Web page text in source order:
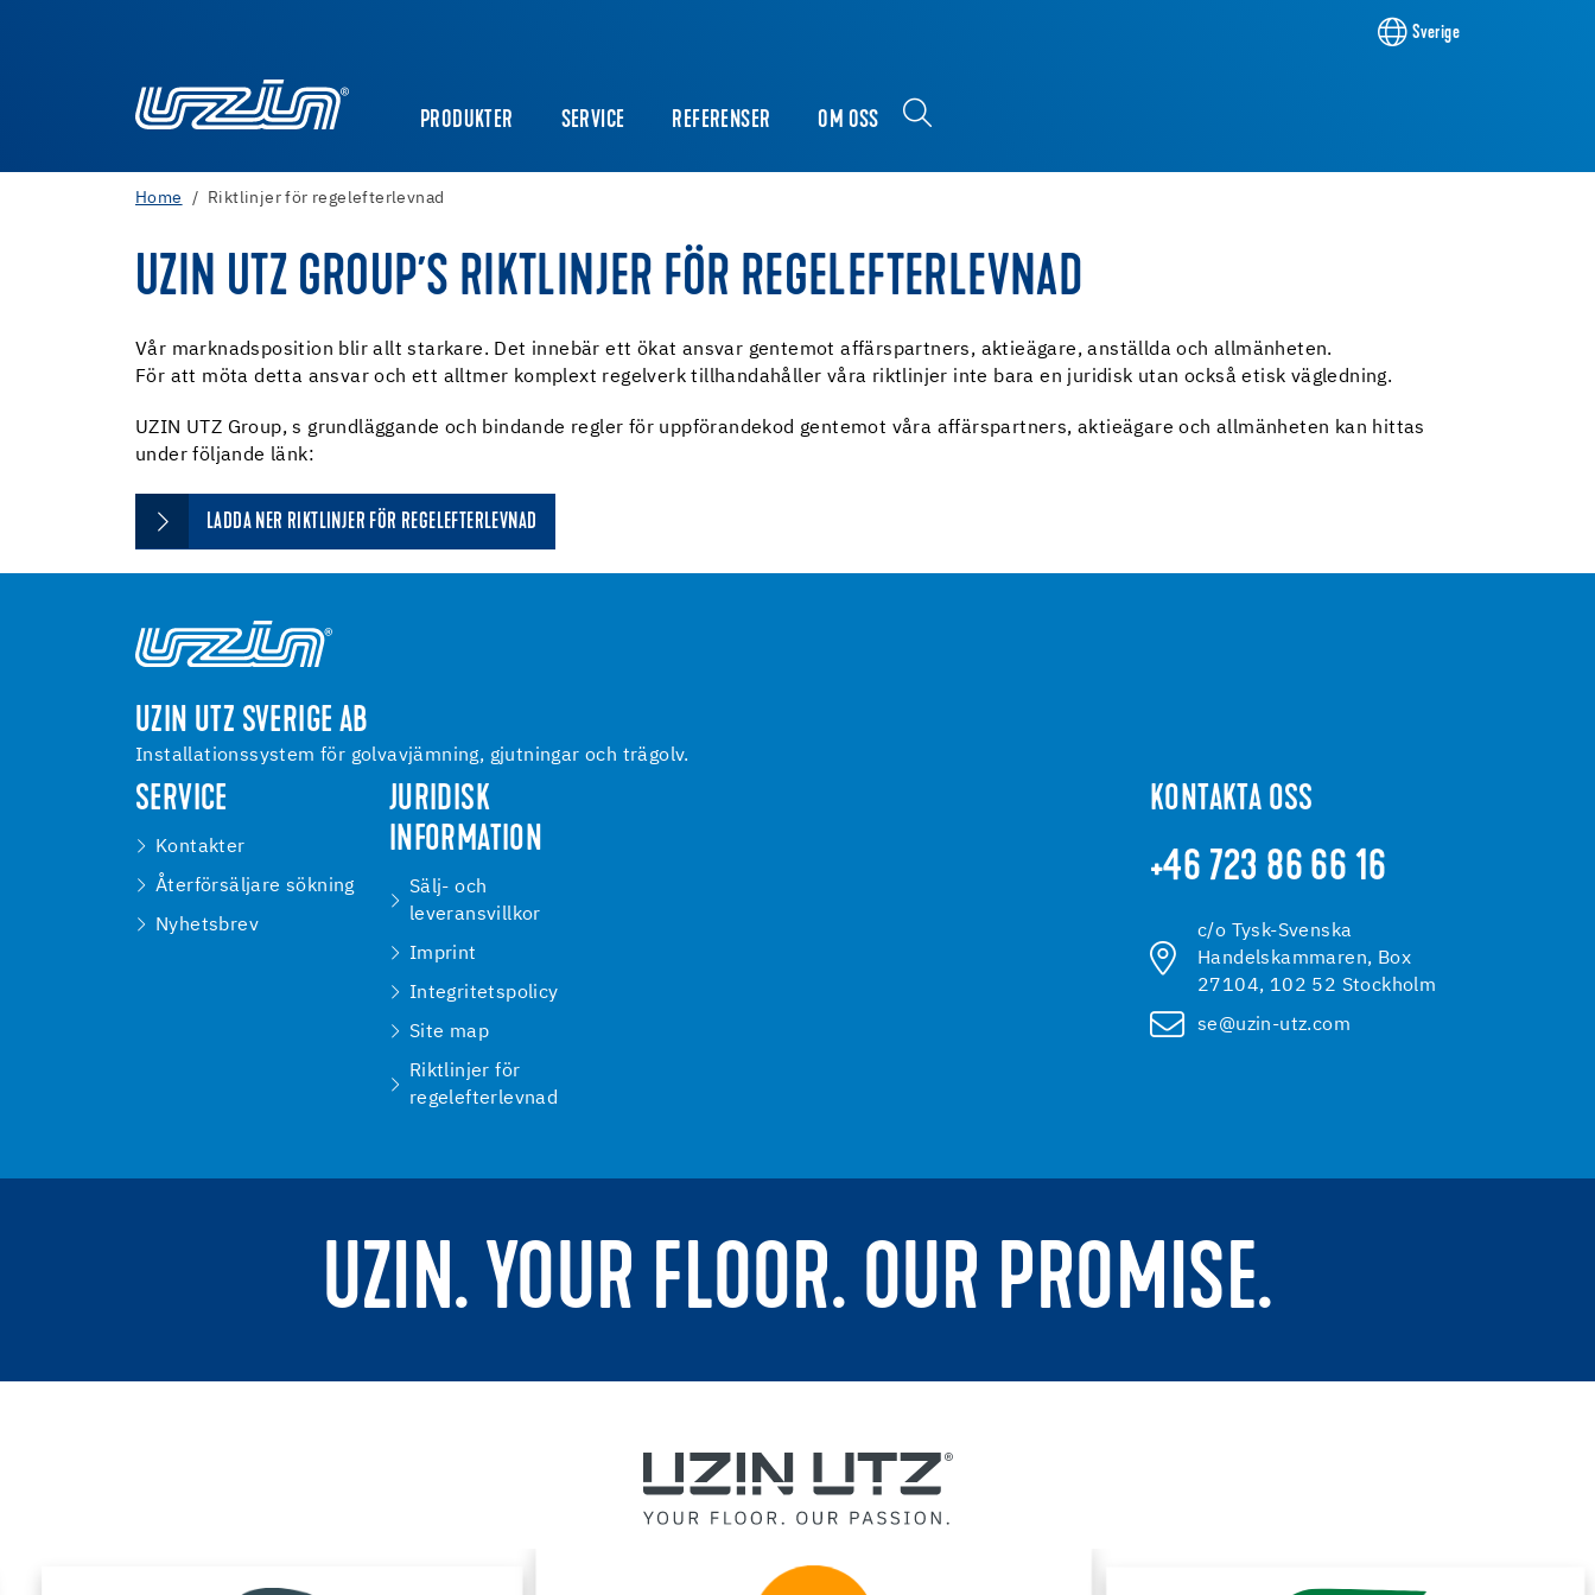
Sverige
PRODUKTER SERVICE REFERENSER OM OSS
Home Riktlinjer för regelefterlevnad
UZIN UTZ GROUP´S RIKTLINJER FÖR REGELEFTERLEVNAD
Vår marknadsposition blir allt starkare. Det innebär ett ökat ansvar gentemot affärspartners, aktieägare, anställda och allmänheten.
För att möta detta ansvar och ett alltmer komplext regelverk tillhandahåller våra riktlinjer inte bara en juridisk utan också etisk vägledning.
UZIN UTZ Group, s grundläggande och bindande regler för uppförandekod gentemot våra affärspartners, aktieägare och allmänheten kan hittas
under följande länk:
LADDA NER RIKTLINJER FÖR REGELEFTERLEVNAD
UZIN UTZ SVERIGE AB
Installationssystem för golvavjämning, gjutningar och trägolv.
SERVICE
Kontakter
Återförsäljare sökning
Nyhetsbrev
JURIDISK
INFORMATION
Sälj- och
leveransvillkor
Imprint
Integritetspolicy
Site map
Riktlinjer för
regelefterlevnad
KONTAKTA OSS
+46 723 86 66 16
c/o Tysk-Svenska
Handelskammaren, Box
27104, 102 52 Stockholm
se@uzin-utz.com
UZIN. YOUR FLOOR. OUR PROMISE.